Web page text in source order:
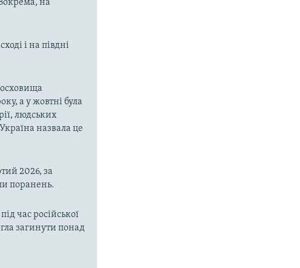
на
і на півдні
а у жовтні була
людських
назвала це
2026, за
поранень.
час російської
загинути понад